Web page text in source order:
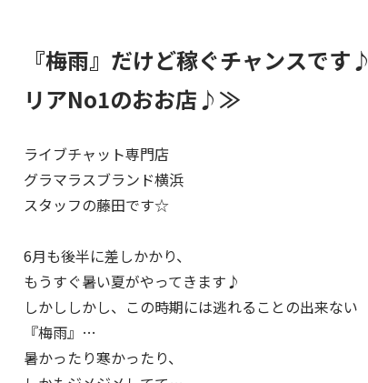
『梅雨』だけど稼ぐチャンスで
リアNo1のおお店♪≫
ライブチャット専門店
グラマラスブランド横浜
スタッフの藤田です☆
6月も後半に差しかかり、
もうすぐ暑い夏がやってきます♪
しかししかし、この時期には逃れることの出来ない
『梅雨』…
暑かったり寒かったり、